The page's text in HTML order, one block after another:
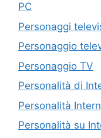
PC
Personaggi
Personaggio
Personaggio TV
Personalità di
Personalità
Personalità su